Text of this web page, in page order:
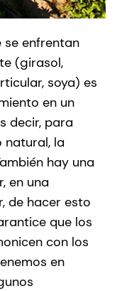
se enfrentan
(girasol,
soya) es
en un
decir, para
natural, la
hay una
en una
de hacer esto
que los
con los
en